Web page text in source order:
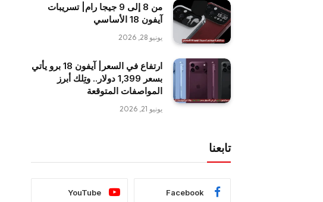
من 8 إلى 9 جيجا رام| تسريبات
آيفون 18 الأساسي
يونيو 28, 2026
ارتفاع في السعر| آيفون 18 برو يأتي
بسعر 1,399 دولار.. وتِلك أبرز
المواصفات المتوقعة
يونيو 21, 2026
تابعنا
Facebook
YouTube